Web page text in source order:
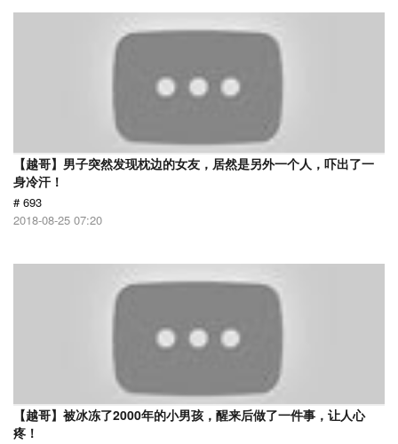
【越哥】男子突然发现枕边的女友，居然是另外一个人，吓出了一
身冷汗！
# 693
2018-08-25 07:20
【越哥】被冰冻了2000年的小男孩，醒来后做了一件事，让人心
疼！